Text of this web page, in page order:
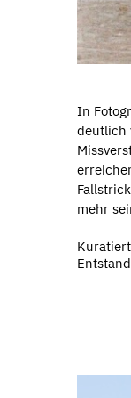
In
deutlich
mehr